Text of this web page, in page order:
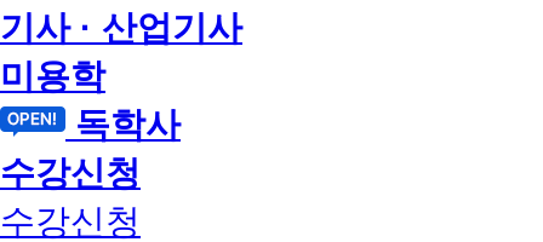
기사 · 산업기사
미용학
독학사
수강신청
수강신청